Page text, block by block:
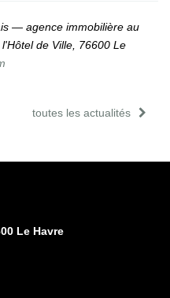
— agence immobilière au
de Ville, 76600 Le
toutes les actualités
Le Havre